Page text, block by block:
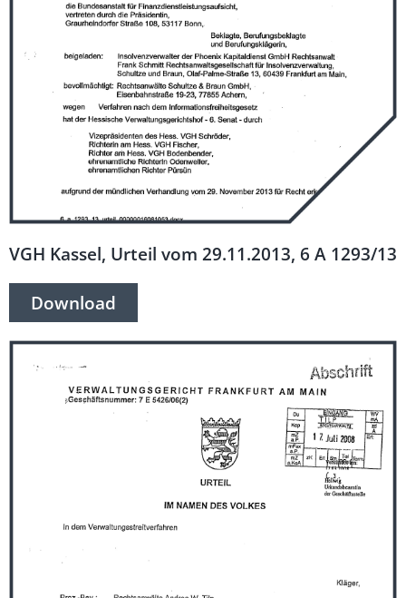
VGH Kassel, Urteil vom 29.11.2013, 6 A 1293/13
Download